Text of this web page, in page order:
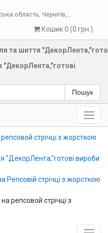
область, Чернігів, ,
Кошик 0 (0 грн.)
"ДекорЛента,"готові
Пошук
стрічці з жорсткою
"ДекорЛента,"готові вироби
стрічці з жорсткою
репсовой стрічці з